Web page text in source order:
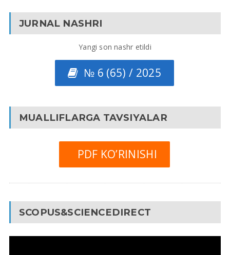
JURNAL NASHRI
Yangi son nashr etildi
№ 6 (65) / 2025
MUALLIFLARGA TAVSIYALAR
PDF KO’RINISHI
SCOPUS&SCIENCEDIRECT